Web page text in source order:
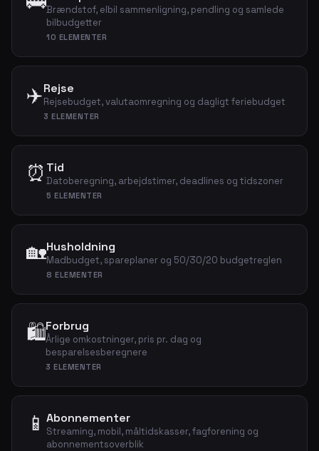
Brændstof, elbil sammenligning, pendling og samlede
bilbudgetter
10 ELEMENTER
✈️Rejse
Rejsebudget, valutaomregning og dagligt feriebudget
3 ELEMENTER
⏰ Tid
Datoberegning, arbejdstimer, deadlines og tidszoner
5 ELEMENTER
🏡Husholdning
Madbudget, spareplaner og 50/30/20 budgetreglen
8 ELEMENTER
🛍️Forbrug
Årlige omkostninger, pris pr. dag og
besparelsesberegnere
3 ELEMENTER
📱 Abonnementer
Streaming, mobil, måltidskasser, fagforening og
abonnementsoverblik